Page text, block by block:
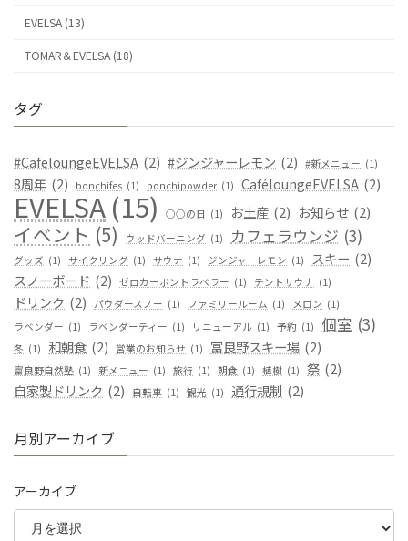
EVELSA (13)
TOMAR＆EVELSA (18)
タグ
#CafeloungeEVELSA (2) #ジンジャーレモン (2) #新メニュー (1)
8周年 (2) bonchifes (1) bonchipowder (1) CaféloungeEVELSA (2)
EVELSA(15) ○○の日 (1) お土産 (2) お知らせ (2)
イベント (5) ウッドバーニング (1) カフェラウンジ (3)
グッズ (1) サイクリング (1) サウナ (1) ジンジャーレモン (1) スキー (2)
スノーボード (2) ゼロカーボントラベラー (1) テントサウナ (1)
ドリンク (2) パウダースノー (1) ファミリールーム (1) メロン (1)
ラベンダー (1) ラベンダーティー (1) リニューアル (1) 予約 (1) 個室 (3)
冬 (1) 和朝食 (2) 営業のお知らせ (1) 富良野スキー場 (2)
富良野自然塾 (1) 新メニュー (1) 旅行 (1) 朝食 (1) 植樹 (1) 祭 (2)
自家製ドリンク (2) 自転車 (1) 観光 (1) 通行規制 (2)
月別アーカイブ
アーカイブ